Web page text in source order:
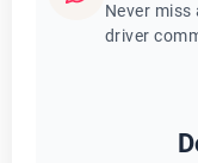
Never
driver